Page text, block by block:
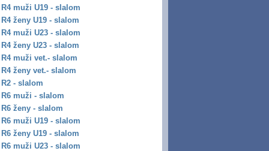
R4 muži U19 - slalom
R4 ženy U19 - slalom
R4 muži U23 - slalom
R4 ženy U23 - slalom
R4 muži vet.- slalom
R4 ženy vet.- slalom
R2 - slalom
R6 muži - slalom
R6 ženy - slalom
R6 muži U19 - slalom
R6 ženy U19 - slalom
R6 muži U23 - slalom